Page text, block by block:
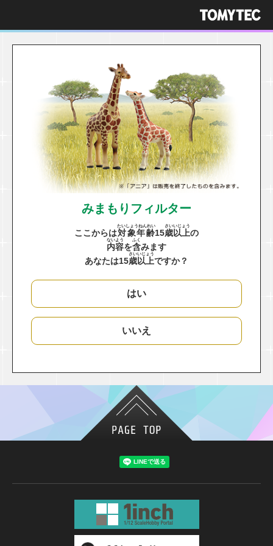
みまもりフィルター
ここからは対象年齢
たいしょうねんれい
15歳
さい
以上
いじょう
の
内容
ないよう
を含
ふく
みます
あなたは15歳
さい
以上
いじょう
ですか？
はい
いいえ